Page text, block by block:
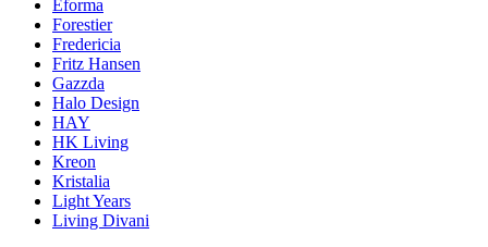
Eforma
Forestier
Fredericia
Fritz Hansen
Gazzda
Halo Design
HAY
HK Living
Kreon
Kristalia
Light Years
Living Divani